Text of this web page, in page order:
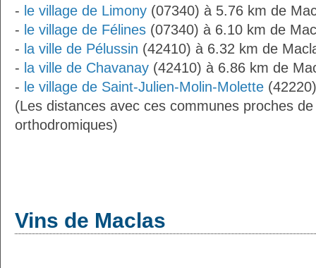
- le village de Limony (07340) à 5.76 km de
- le village de Félines (07340) à 6.10 km de
- la ville de Pélussin (42410) à 6.32 km de
- la ville de Chavanay (42410) à 6.86 km de
- le village de Saint-Julien-Molin-Molette
(Les distances avec ces communes proches
orthodromiques)
Vins de Maclas